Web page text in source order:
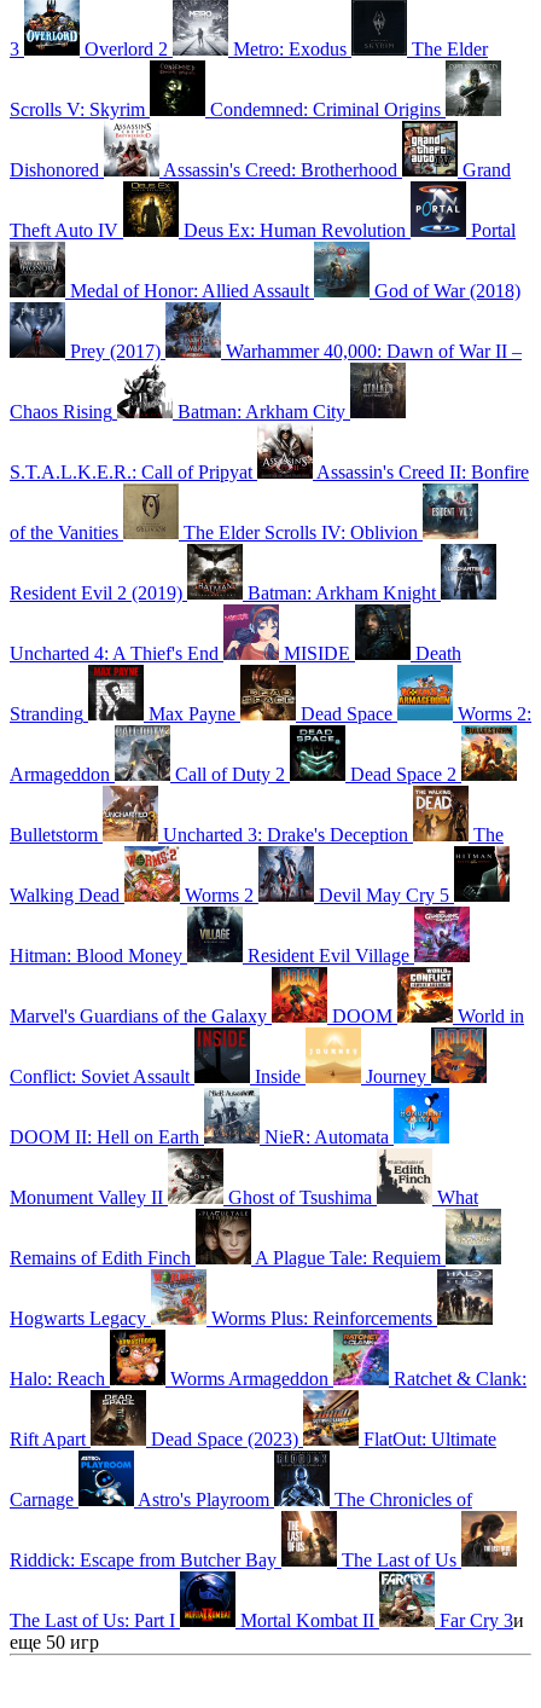
3 Overlord 2 Metro: Exodus The Elder
Scrolls V: Skyrim Condemned: Criminal Origins
Dishonored Assassin's Creed: Brotherhood Grand
Theft Auto IV Deus Ex: Human Revolution Portal
Medal of Honor: Allied Assault God of War (2018)
Prey (2017) Warhammer 40,000: Dawn of War II –
Chaos Rising Batman: Arkham City
S.T.A.L.K.E.R.: Call of Pripyat Assassin's Creed II: Bonfire
of the Vanities The Elder Scrolls IV: Oblivion
Resident Evil 2 (2019) Batman: Arkham Knight
Uncharted 4: A Thief's End MISIDE Death
Stranding Max Payne Dead Space Worms 2:
Armageddon Call of Duty 2 Dead Space 2
Bulletstorm Uncharted 3: Drake's Deception The
Walking Dead Worms 2 Devil May Cry 5
Hitman: Blood Money Resident Evil Village
Marvel's Guardians of the Galaxy DOOM World in
Conflict: Soviet Assault Inside Journey
DOOM II: Hell on Earth NieR: Automata
Monument Valley II Ghost of Tsushima What
Remains of Edith Finch A Plague Tale: Requiem
Hogwarts Legacy Worms Plus: Reinforcements
Halo: Reach Worms Armageddon Ratchet & Clank:
Rift Apart Dead Space (2023) FlatOut: Ultimate
Carnage Astro's Playroom The Chronicles of
Riddick: Escape from Butcher Bay The Last of Us
The Last of Us: Part I Mortal Kombat II Far Cry 3и
еще 50 игр